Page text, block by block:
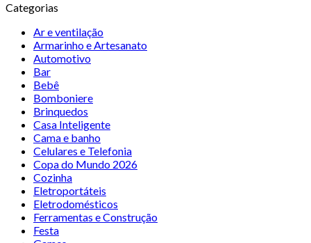
Categorias
Ar e ventilação
Armarinho e Artesanato
Automotivo
Bar
Bebê
Bomboniere
Brinquedos
Casa Inteligente
Cama e banho
Celulares e Telefonia
Copa do Mundo 2026
Cozinha
Eletroportáteis
Eletrodomésticos
Ferramentas e Construção
Festa